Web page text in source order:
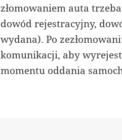
złomowaniem auta
dowód rejestracyjny,
wydana). Po
komunikacji, aby
momentu oddania